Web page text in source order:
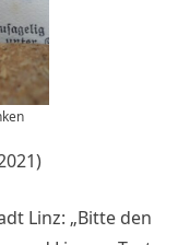
Linz: „Bitte den